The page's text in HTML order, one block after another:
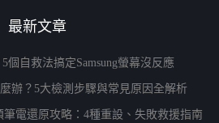
最新文章
個自救法搞定Samsung螢幕沒反應
辦？5大檢測步驟與常見原因全解析
筆電還原攻略：4種重設、失敗救援指南